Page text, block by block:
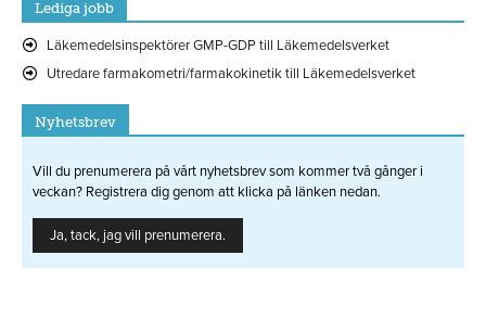
Lediga jobb
Läkemedelsinspektörer GMP-GDP till Läkemedelsverket
Utredare farmakometri/farmakokinetik till Läkemedelsverket
Nyhetsbrev
Vill du prenumerera på vårt nyhetsbrev som kommer två gånger i
veckan? Registrera dig genom att klicka på länken nedan.
Ja, tack, jag vill prenumerera.